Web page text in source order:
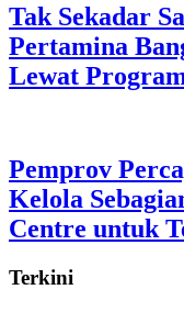
Tak Sekadar
Pertamina
Lewat
Pemprov
Kelola
Centre untuk
Terkini